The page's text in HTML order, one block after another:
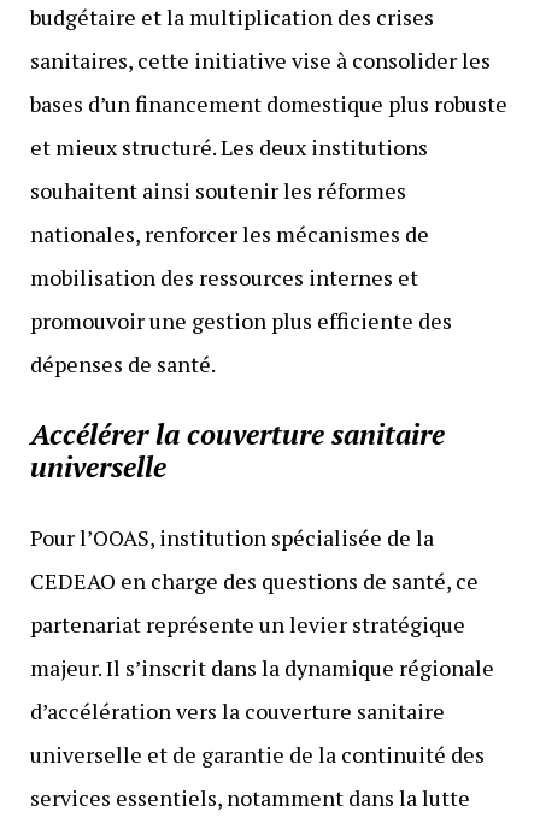
budgétaire et la multiplication des crises
sanitaires, cette initiative vise à consolider les
bases d’un financement domestique plus robuste
et mieux structuré. Les deux institutions
souhaitent ainsi soutenir les réformes
nationales, renforcer les mécanismes de
mobilisation des ressources internes et
promouvoir une gestion plus efficiente des
dépenses de santé.
Accélérer la couverture sanitaire
universelle
Pour l’OOAS, institution spécialisée de la
CEDEAO en charge des questions de santé, ce
partenariat représente un levier stratégique
majeur. Il s’inscrit dans la dynamique régionale
d’accélération vers la couverture sanitaire
universelle et de garantie de la continuité des
services essentiels, notamment dans la lutte